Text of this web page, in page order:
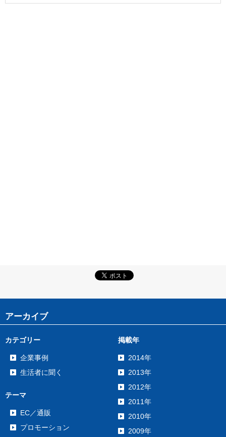
アーカイブ
カテゴリー
企業事例
生活者に聞く
テーマ
EC／通販
プロモーション
掲載年
2014年
2013年
2012年
2011年
2010年
2009年